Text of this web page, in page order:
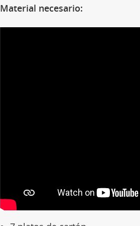
Material necesario: